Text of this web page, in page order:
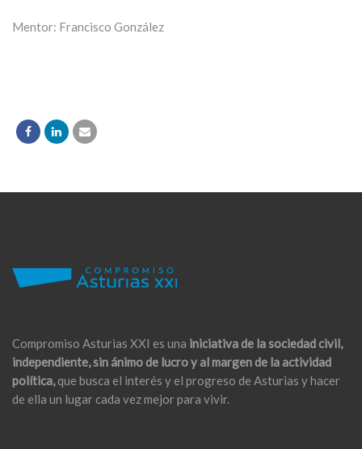
Mentor: Francisco González
Compromiso Asturias XXI es una iniciativa de la sociedad civil,
independiente, sin ánimo de lucro y al margen de la actividad
política,que busca el interés y el progreso de Asturias y hacer
de ella un lugar cada vez mejor para vivir.